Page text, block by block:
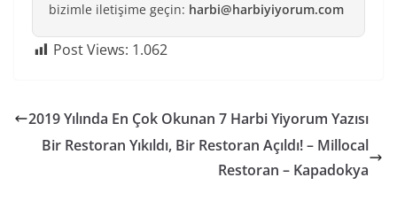
bizimle iletişime geçin: harbi@harbiyiyorum.com
Post Views: 1.062
2019 Yılında En Çok Okunan 7 Harbi Yiyorum Yazısı
Bir Restoran Yıkıldı, Bir Restoran Açıldı! – Millocal
Restoran – Kapadokya